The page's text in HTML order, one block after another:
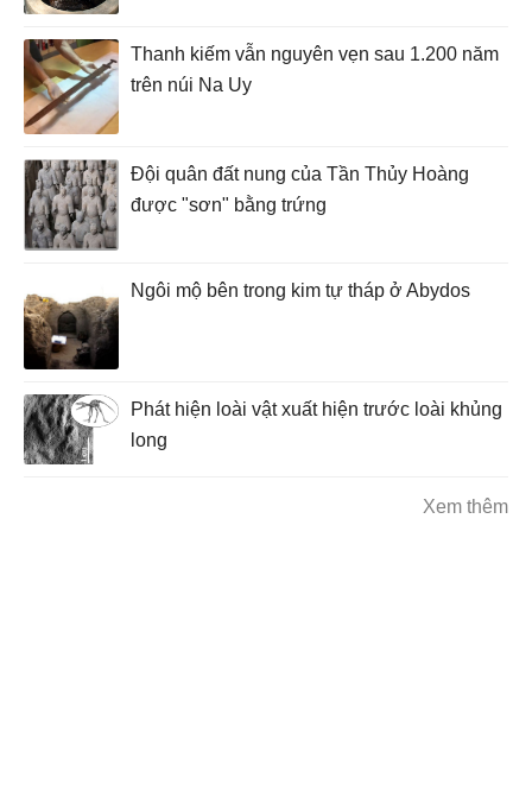
Thanh kiếm vẫn nguyên vẹn sau 1.200 năm
trên núi Na Uy
Đội quân đất nung của Tần Thủy Hoàng
được "sơn" bằng trứng
Ngôi mộ bên trong kim tự tháp ở Abydos
Phát hiện loài vật xuất hiện trước loài khủng
long
Xem thêm